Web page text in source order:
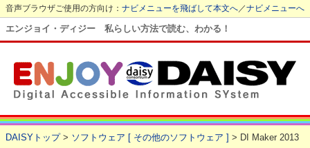
音声ブラウザご使用の方向け： ナビメニューを飛ばして本文へ ／ナビメニューへ
エンジョイ・ディジー 私らしい方法で読む、わかる！
DAISYトップ> ソフトウェア [ その他のソフトウェア ] > DI Maker 2013